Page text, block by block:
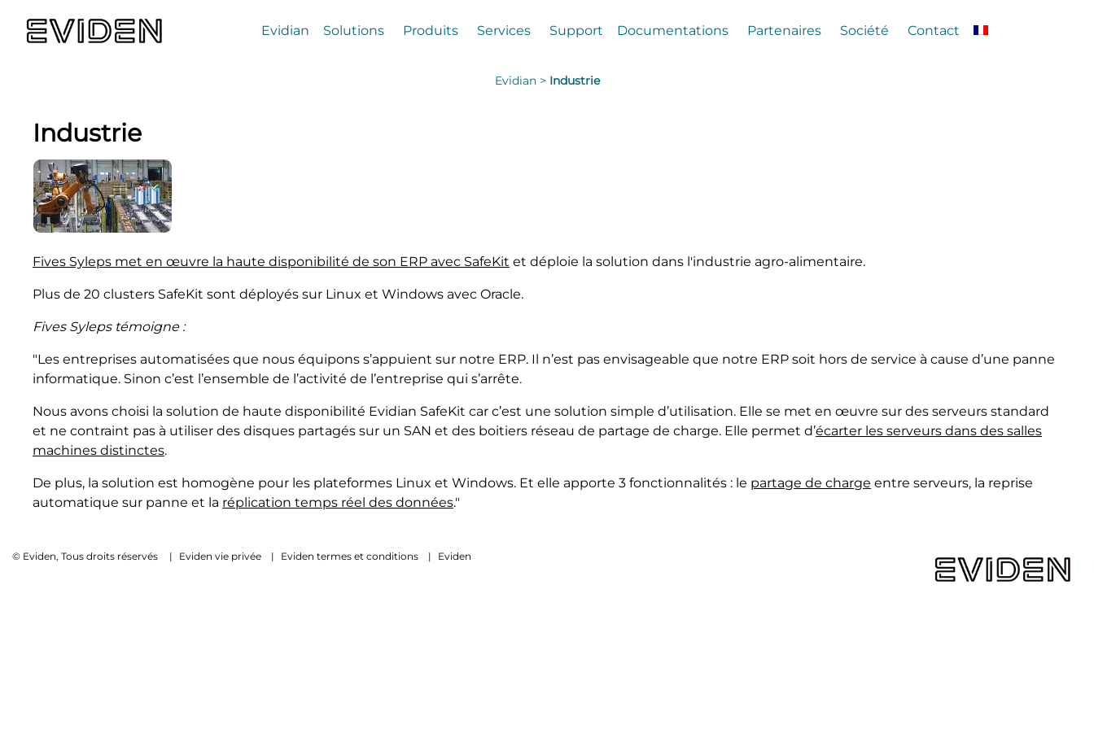
Evidian Solutions Produits Services Support Documentations Partenaires Société Contact
Evidian > Industrie
Industrie
Fives Syleps met en œuvre la haute disponibilité de son ERP avec SafeKit et déploie la solution dans l'industrie agro-alimentaire.
Plus de 20 clusters SafeKit sont déployés sur Linux et Windows avec Oracle.
Fives Syleps témoigne :
"Les entreprises automatisées que nous équipons s’appuient sur notre ERP. Il n’est pas envisageable que notre ERP soit hors de service à cause d’une panne
informatique. Sinon c’est l’ensemble de l’activité de l’entreprise qui s’arrête.
Nous avons choisi la solution de haute disponibilité Evidian SafeKit car c’est une solution simple d’utilisation. Elle se met en œuvre sur des serveurs standard
et ne contraint pas à utiliser des disques partagés sur un SAN et des boitiers réseau de partage de charge. Elle permet d’écarter les serveurs dans des salles
machines distinctes.
De plus, la solution est homogène pour les plateformes Linux et Windows. Et elle apporte 3 fonctionnalités : le partage de charge entre serveurs, la reprise
automatique sur panne et la réplication temps réel des données."
© Eviden, Tous droits réservés | Eviden vie privée | Eviden termes et conditions | Eviden